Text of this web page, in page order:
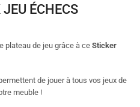
ÉCHECS
plateau de jeu grâce à ce Sticker
de jouer à tous vos jeux de
meuble !